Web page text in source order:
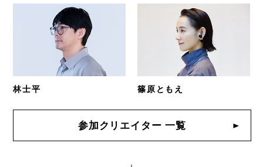
林士平 篠原ともえ
参加クリエイター 一覧